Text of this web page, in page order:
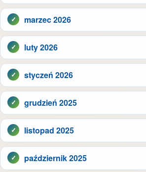
marzec 2026
luty 2026
styczeń 2026
grudzień 2025
listopad 2025
październik 2025